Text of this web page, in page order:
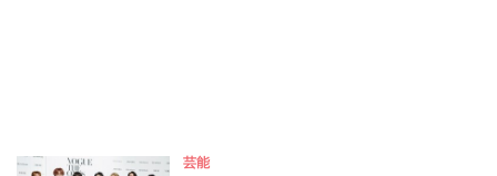
芸能